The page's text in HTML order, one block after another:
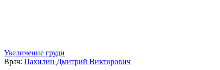
Увеличение груди
Врач: Пахилин Дмитрий Викторович